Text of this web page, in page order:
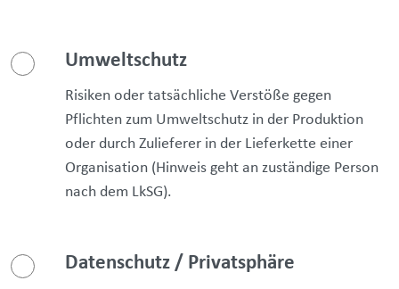
Umweltschutz
Risiken oder tatsächliche Verstöße gegen
Pflichten zum Umweltschutz in der Produktion
oder durch Zulieferer in der Lieferkette einer
Organisation (Hinweis geht an zuständige Person
nach dem LkSG).
Datenschutz / Privatsphäre